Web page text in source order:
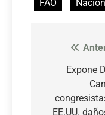
FAO
entradas
Expone
EE.UU.